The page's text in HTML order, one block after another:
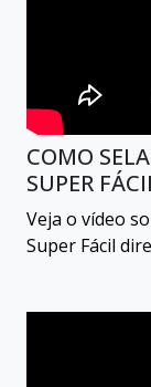
COMO
SUPER
Veja o vídeo
Super Fácil